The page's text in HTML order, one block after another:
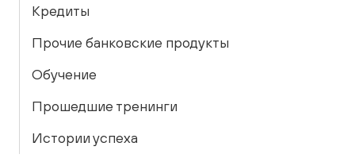
Кредиты
Прочие банковские продукты
Обучение
Прошедшие тренинги
Истории успеха